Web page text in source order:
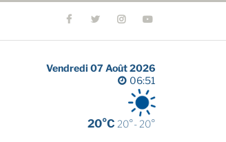
Vendredi 07 Août 2026
06:51
20°C 20°- 20°